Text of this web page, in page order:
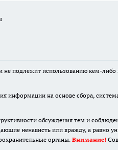
не подлежит использованию кем-
на основе сбора,
обсуждения тем и
ненависть или вражду, а равно
органы. Внимание!